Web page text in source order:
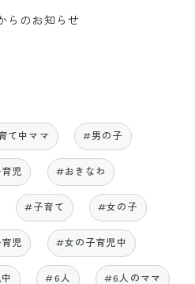
のお知らせ
て中ママ #男の子
児 #おきなわ
#子育て #女の子
児 #女の子育児中
#6人 #6人のママ